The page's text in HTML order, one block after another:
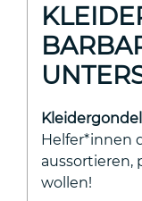
Helfer*innen
aussortieren,
wollen!